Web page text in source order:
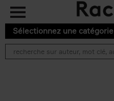
Aller au contenu principal
Sélectionnez une catégorie